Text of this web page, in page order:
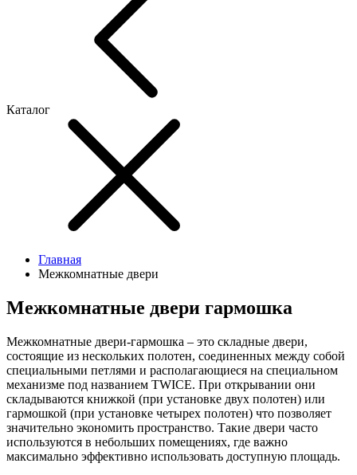
Каталог
Главная
Межкомнатные двери
Межкомнатные двери гармошка
Межкомнатные двери-гармошка – это складные двери,
состоящие из нескольких полотен, соединенных между собой
специальными петлями и располагающиеся на специальном
механизме под названием TWICE. При открывании они
складываются книжкой (при установке двух полотен) или
гармошкой (при установке четырех полотен) что позволяет
значительно экономить пространство. Такие двери часто
используются в небольших помещениях, где важно
максимально эффективно использовать доступную площадь.